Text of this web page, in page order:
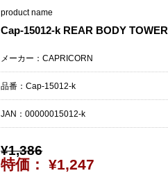
product name
Cap-15012-k REAR BODY TOWER
メーカー：CAPRICORN
品番：Cap-15012-k
JAN：00000015012-k
¥1,386
特価： ¥1,247